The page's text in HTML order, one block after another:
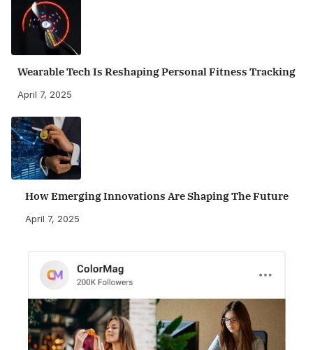
Wearable Tech Is Reshaping Personal Fitness Tracking
April 7, 2025
How Emerging Innovations Are Shaping The Future
April 7, 2025